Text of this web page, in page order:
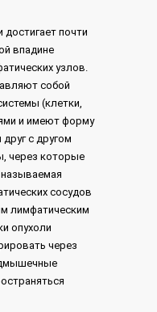
достигает почти
впадине
узлов.
собой
(клетки,
и имеют форму
с другом
через которые
сосудов
лимфатическим
опухоли
через